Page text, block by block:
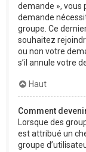
demande », vous
demande
groupe. Ce
souhaitez
ou non votre
s’il annule votre
Haut
Comment
Lorsque des
est attribué un
groupe